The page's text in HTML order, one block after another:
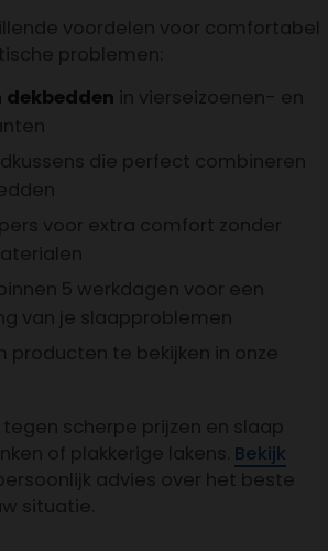
voordelen voor comfortabel
problemen:
dekbedden in vierseizoenen- en
die perfect combineren
voor extra comfort zonder
5 werkdagen voor een
van je slaapproblemen
producten te bekijken in onze
scherpe prijzen en slaap
of plakkerige lakens. Bekijk
advies over het beste
situatie.